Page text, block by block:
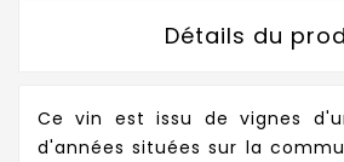
Détails du
Ce vin est issu de vignes
d'années situées sur la